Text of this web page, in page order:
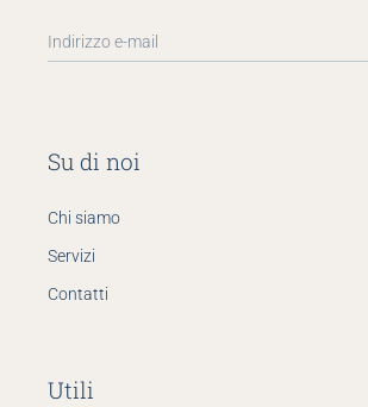
Su di noi
Chi siamo
Servizi
Contatti
Utili